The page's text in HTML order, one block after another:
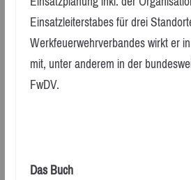
Einsatzleiterstabes für drei
Werkfeuerwehrverbandes wirkt er
mit, unter anderem in der
FwDV.
Das Buch